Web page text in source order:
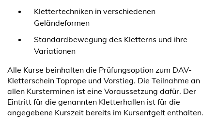
Klettertechniken in verschiedenen
Geländeformen
Standardbewegung des Kletterns und ihre
Variationen
Alle Kurse beinhalten die Prüfungsoption zum DAV-
Kletterschein Toprope und Vorstieg. Die Teilnahme an
allen Kursterminen ist eine Voraussetzung dafür. Der
Eintritt für die genannten Kletterhallen ist für die
angegebene Kurszeit bereits im Kursentgelt enthalten.